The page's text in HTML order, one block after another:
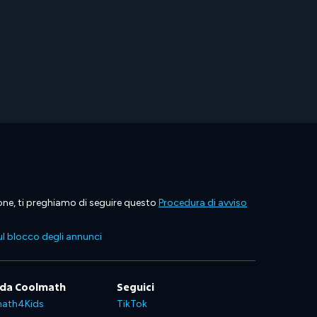
ti preghiamo di seguire questo Procedura di avviso
blocco degli annunci
Coolmath Seguici
TikTok